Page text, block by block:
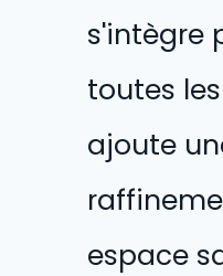
s'intègre
toutes
ajoute
espace